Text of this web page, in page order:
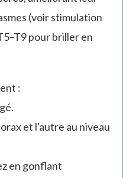
(voir stimulation
pour briller en
:
et l'autre au niveau
en gonflant